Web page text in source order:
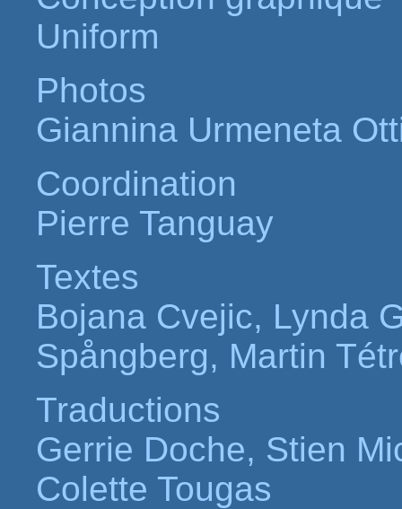
Uniform
Photos
Giannina Urmeneta
Coordination
Pierre Tanguay
Textes
Bojana Cvejic, Lynda
Spångberg, Martin
Traductions
Gerrie Doche, Stien
Colette Tougas